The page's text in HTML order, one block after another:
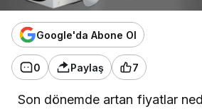
Google'da Abone Ol
0 Paylaş 7
Son dönemde artan fiyatlar